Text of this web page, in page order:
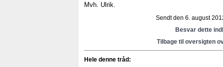
Mvh. Ulrik.
Sendt den 6. august
Besvar dette
Tilbage til oversigten
Hele denne tråd: